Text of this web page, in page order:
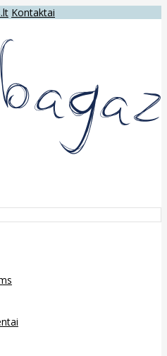
Kontaktai